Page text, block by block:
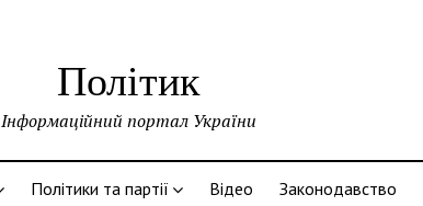
Політик
Інформаційний портал України
Політики та партії Відео Законодавство